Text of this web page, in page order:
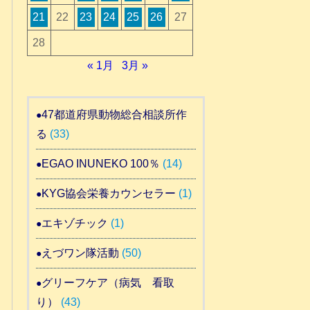
21 22 23 24 25 26 27
28
« 1月
3月 »
47都道府県動物総合相談所作
る (33)
EGAO INUNEKO 100％ (14)
KYG協会栄養カウンセラー (1)
エキゾチック (1)
えづワン隊活動 (50)
グリーフケア（病気 看取
り）
(43)